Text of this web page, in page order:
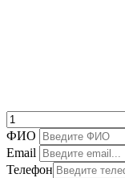
ФИО
Email
Телефон